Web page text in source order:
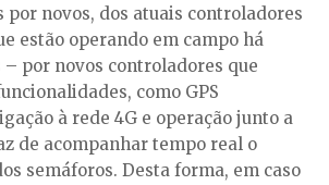
por novos, dos atuais controladores
estão operando em campo há
– por novos controladores que
como GPS
à rede 4G e operação junto a
de acompanhar tempo real o
semáforos. Desta forma, em caso